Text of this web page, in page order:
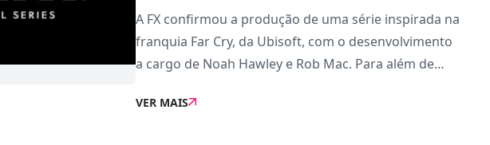
A FX confirmou a produção de uma série inspirada na
franquia Far Cry, da Ubisoft, com o desenvolvimento
a cargo de Noah Hawley e Rob Mac. Para além de
elenco principal. A série será distribuí
VER MAIS